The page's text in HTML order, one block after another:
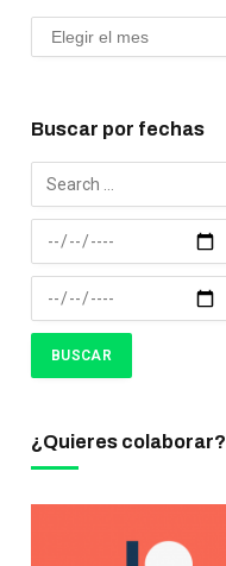
Buscar por fechas
¿Quieres colaborar?